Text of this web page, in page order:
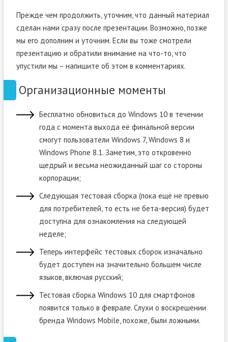
Прежде чем продолжить, уточним, что данный материал
сделан нами сразу после презентации. Возможно, позже
мы его дополним и уточним. Если вы тоже смотрели
презентацию и обратили внимание на что-то, что
упустили мы – напишите об этом в комментариях.
Организационные моменты
Бесплатно обновиться до Windows 10 в течении
года с момента выхода её финальной версии
смогут пользователи Windows 7, Windows 8 и
Windows Phone 8.1. Заметим, это откровенно
щедрый и весьма неожиданный шаг со стороны
корпорации;
Следующая тестовая сборка (пока ещё не превью
для потребителей, то есть не бета-версия) будет
доступна для ознакомления на следующей
неделе;
Теперь интерфейс тестовых сборок изначально
будет доступен на значительно большем числе
языков, включая русский;
Тестовая сборка Windows 10 для смартфонов
появится только в феврале. Слухи о воскрешении
бренда Windows Mobile, похоже, были ложными.